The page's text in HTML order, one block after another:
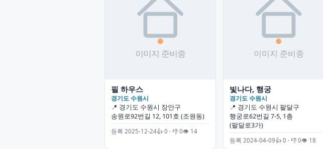
필 하우스
경기도 수원시
📍 경기도 수원시 장안구
송원로92번길 12, 101호 (조원동)
등록 2025-12-24👍 0 · 👎 0👁 14
빛나다, 행궁
경기도 수원시
📍 경기도 수원시 팔달구
행궁로62번길 7-5, 1층
(팔달로3가)
등록 2024-04-09👍 0 · 👎 0👁 18